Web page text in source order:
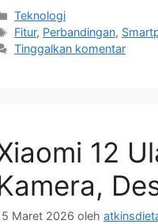
Kategori
Teknologi
Tag
Fitur, Perbandingan,
Tinggalkan komentar
12
Maret 2026 oleh